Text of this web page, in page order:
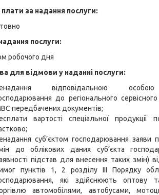
плати за надання послуги:
послуги:
робочого дня
для відмови у наданні послуги:
відповідальною особою
до регіонального
передбачених документів;
вартості спеціальної продукції
суб’єктом господарювання заяви
до облікових даних суб’єкта
підстав для внесення таких змін)
пунктів 1, 2 розділу III Порядку
які здійснюють оптову
автомобілями, автобусами,